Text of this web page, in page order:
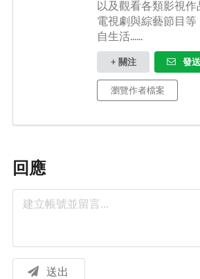
以及觀看各類影視作
電視劇與綜藝節目
自生活......
+ 關注 發
瀏覽作者檔案
回應
送出